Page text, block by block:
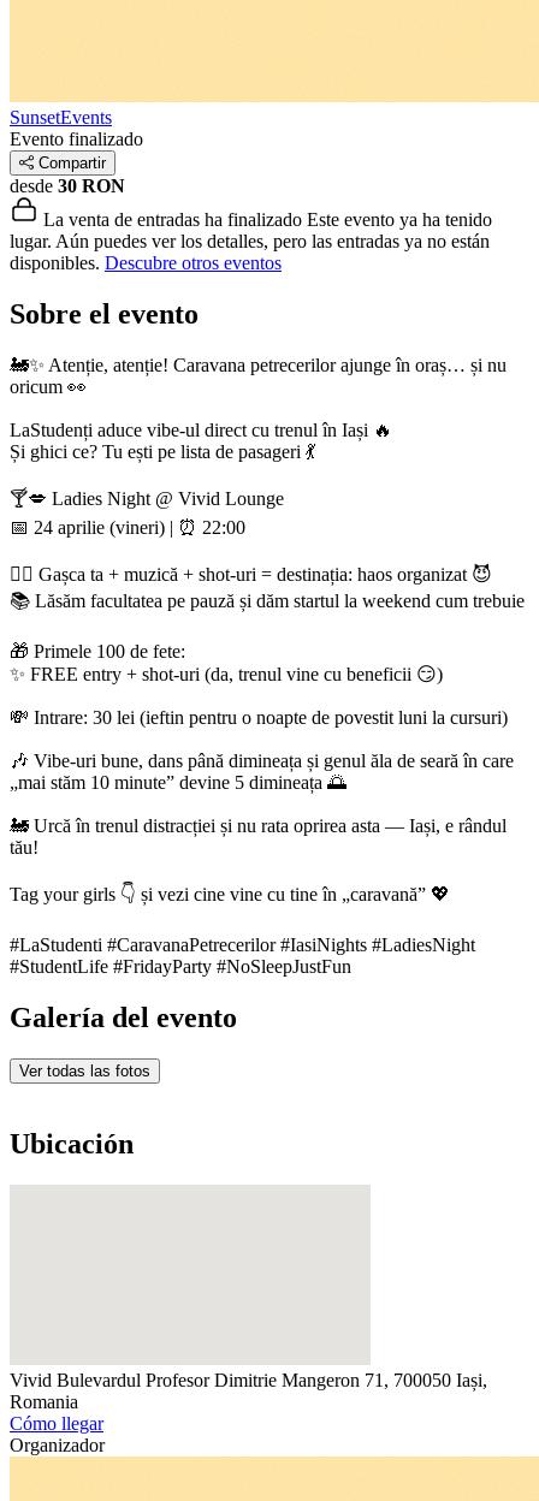
SunsetEvents
Evento finalizado
Compartir
desde 30 RON
La venta de entradas ha finalizado Este evento ya ha tenido
lugar. Aún puedes ver los detalles, pero las entradas ya no están
disponibles. Descubre otros eventos
Sobre el evento
🚂✨ Atenție, atenție! Caravana petrecerilor ajunge în oraș… și nu
oricum 👀
LaStudenți aduce vibe-ul direct cu trenul în Iași 🔥
Și ghici ce? Tu ești pe lista de pasageri 💃
🍸💋 Ladies Night @ Vivid Lounge
📅 24 aprilie (vineri) | ⏰ 22:00
👯‍♀️ Gașca ta + muzică + shot-uri = destinația: haos organizat 😈
📚 Lăsăm facultatea pe pauză și dăm startul la weekend cum trebuie
🎁 Primele 100 de fete:
✨ FREE entry + shot-uri (da, trenul vine cu beneficii 😏)
💸 Intrare: 30 lei (ieftin pentru o noapte de povestit luni la cursuri)
🎶 Vibe-uri bune, dans până dimineața și genul ăla de seară în care
„mai stăm 10 minute” devine 5 dimineața 🌅
🚂 Urcă în trenul distracției și nu rata oprirea asta — Iași, e rândul
tău!
Tag your girls 👇 și vezi cine vine cu tine în „caravană” 💖
#LaStudenti #CaravanaPetrecerilor #IasiNights #LadiesNight
#StudentLife #FridayParty #NoSleepJustFun
Galería del evento
Ver todas las fotos
Ubicación
Vivid Bulevardul Profesor Dimitrie Mangeron 71, 700050 Iași,
Romania
Cómo llegar
Organizador